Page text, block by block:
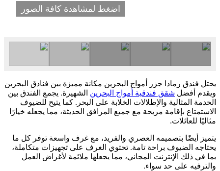
اضغط لمشاهدة كافة الصور
يحتل فندق رمادا جزر أمواج البحرين مكانة مميزة بين فنادق البحرين
ويقدم أفضل شقق فندقية أمواج البحرين الشهيرة. يجمع الفندق بين
الخدمة المثالية والإطلالات الخلابة على البحر. كما يتيح للضيوف
الاستمتاع بإقامة مريحة مع جميع المرافق الحديثة، مما يجعله خيارًا
مثاليًا للعائلات.
يتميز أيضًا بتصميمه العصري والفريد، مع غرف واسعة توفر كل ما
يحتاجه الضيوف براحة تامة. تحتوي الغرف على تجهيزات متكاملة،
بما في ذلك الإنترنت المجاني، مما يجعلها ملائمة لأغراض العمل
والترفيه على حد سواء.